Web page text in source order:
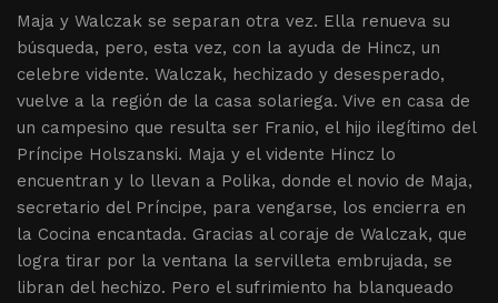
Maja y Walczak se separan otra vez. Ella renueva su
búsqueda, pero, esta vez, con la ayuda de Hincz, un
celebre vidente. Walczak, hechizado y desesperado,
vuelve a la región de la casa solariega. Vive en casa de
un campesino que resulta ser Franio, el hijo ilegítimo del
Príncipe Holszanski. Maja y el vidente Hincz lo
encuentran y lo llevan a Polika, donde el novio de Maja,
secretario del Príncipe, para vengarse, los encierra en
la Cocina encantada. Gracias al coraje de Walczak, que
logra tirar por la ventana la servilleta embrujada, se
libran del hechizo. Pero el sufrimiento ha blanqueado